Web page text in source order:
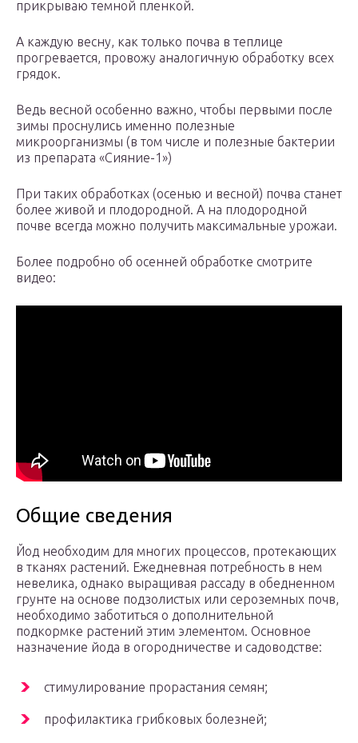
прикрываю темной пленкой.
А каждую весну, как только почва в теплице
прогревается, провожу аналогичную обработку всех
грядок.
Ведь весной особенно важно, чтобы первыми после
зимы проснулись именно полезные
микроорганизмы (в том числе и полезные бактерии
из препарата «Сияние-1»)
При таких обработках (осенью и весной) почва станет
более живой и плодородной. А на плодородной
почве всегда можно получить максимальные урожаи.
Более подробно об осенней обработке смотрите
видео:
Общие сведения
Йод необходим для многих процессов, протекающих
в тканях растений. Ежедневная потребность в нем
невелика, однако выращивая рассаду в обедненном
грунте на основе подзолистых или сероземных почв,
необходимо заботиться о дополнительной
подкормке растений этим элементом. Основное
назначение йода в огородничестве и садоводстве:
стимулирование прорастания семян;
профилактика грибковых болезней;